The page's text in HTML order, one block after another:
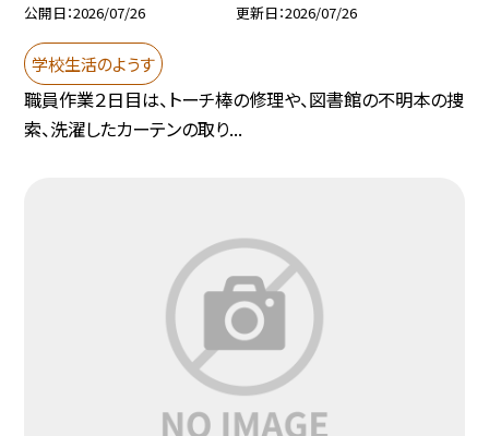
公開日 2026/07/26 更新日 2026/07/26
学校生活のようす
職員作業２日目は、トーチ棒の修理や、図書館の不明本の捜
索、洗濯したカーテンの取り...